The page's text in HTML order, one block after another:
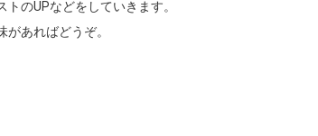
のUPなどをしていきます。
あればどうぞ。